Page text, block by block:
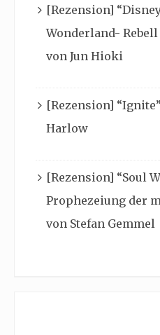
[Rezension]
Wonderland-
von Jun Hioki
[Rezension]
Harlow
[Rezension] “Soul
Prophezeiung der
von Stefan Gemmel